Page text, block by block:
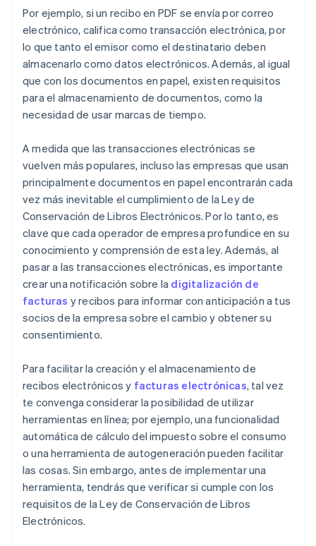
Por ejemplo, si un recibo en PDF se envía por correo
electrónico, califica como transacción electrónica, por
lo que tanto el emisor como el destinatario deben
almacenarlo como datos electrónicos. Además, al igual
que con los documentos en papel, existen requisitos
para el almacenamiento de documentos, como la
necesidad de usar marcas de tiempo.
A medida que las transacciones electrónicas se
vuelven más populares, incluso las empresas que usan
principalmente documentos en papel encontrarán cada
vez más inevitable el cumplimiento de la Ley de
Conservación de Libros Electrónicos. Por lo tanto, es
clave que cada operador de empresa profundice en su
conocimiento y comprensión de esta ley. Además, al
pasar a las transacciones electrónicas, es importante
crear una notificación sobre la digitalización de
facturas y recibos para informar con anticipación a tus
socios de la empresa sobre el cambio y obtener su
consentimiento.
Para facilitar la creación y el almacenamiento de
recibos electrónicos y facturas electrónicas, tal vez
te convenga considerar la posibilidad de utilizar
herramientas en línea; por ejemplo, una funcionalidad
automática de cálculo del impuesto sobre el consumo
o una herramienta de autogeneración pueden facilitar
las cosas. Sin embargo, antes de implementar una
herramienta, tendrás que verificar si cumple con los
requisitos de la Ley de Conservación de Libros
Electrónicos.